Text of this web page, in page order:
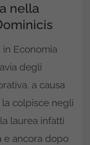
nella
in Economia
degli
a causa
colpisce negli
laurea infatti
e ancora dopo